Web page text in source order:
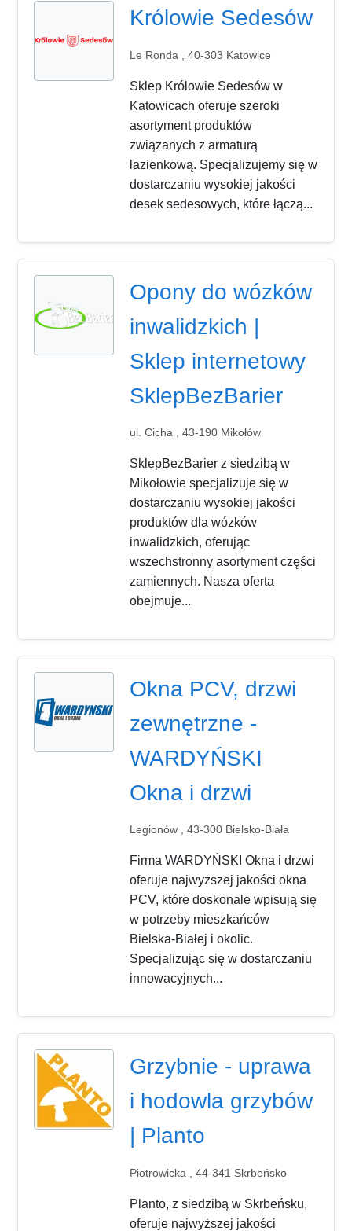
Królowie Sedesów
Le Ronda , 40-303 Katowice
Sklep Królowie Sedesów w
Katowicach oferuje szeroki
asortyment produktów
związanych z armaturą
łazienkową. Specjalizujemy się w
dostarczaniu wysokiej jakości
desek sedesowych, które łączą...
Opony do wózków
inwalidzkich |
Sklep internetowy
SklepBezBarier
ul. Cicha , 43-190 Mikołów
SklepBezBarier z siedzibą w
Mikołowie specjalizuje się w
dostarczaniu wysokiej jakości
produktów dla wózków
inwalidzkich, oferując
wszechstronny asortyment części
zamiennych. Nasza oferta
obejmuje...
Okna PCV, drzwi
zewnętrzne -
WARDYŃSKI
Okna i drzwi
Legionów , 43-300 Bielsko-Biała
Firma WARDYŃSKI Okna i drzwi
oferuje najwyższej jakości okna
PCV, które doskonale wpisują się
w potrzeby mieszkańców
Bielska-Białej i okolic.
Specjalizując się w dostarczaniu
innowacyjnych...
Grzybnie - uprawa
i hodowla grzybów
| Planto
Piotrowicka , 44-341 Skrbeńsko
Planto, z siedzibą w Skrbeńsku,
oferuje najwyższej jakości